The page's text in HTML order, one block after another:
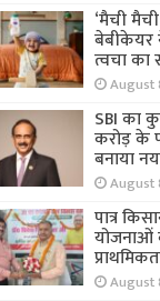
‘मैची
बेबीकेयर
त्वचा
August
SBI का
करोड़ के
बनाया
August
पात्र
योजनाओं
August